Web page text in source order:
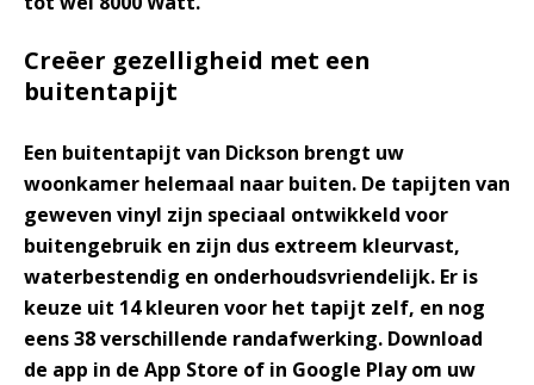
Creëer gezelligheid met een
buitentapijt
Een buitentapijt van Dickson brengt uw
woonkamer helemaal naar buiten. De tapijten van
geweven vinyl zijn speciaal ontwikkeld voor
buitengebruik en zijn dus extreem kleurvast,
waterbestendig en onderhoudsvriendelijk. Er is
keuze uit 14 kleuren voor het tapijt zelf, en nog
eens 38 verschillende randafwerking. Download
de app in de App Store of in Google Play om uw